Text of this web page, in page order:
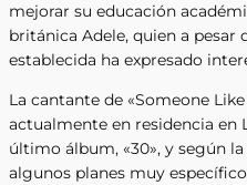
mejorar su educación
británica Adele, quien a pesar
establecida ha expresado
La cantante de «Someone
actualmente en residencia en
último álbum, «30», y según
algunos planes muy